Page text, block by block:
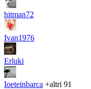
hitman72
Ivan1976
Erluki
Ioeteinbarca +altri 91